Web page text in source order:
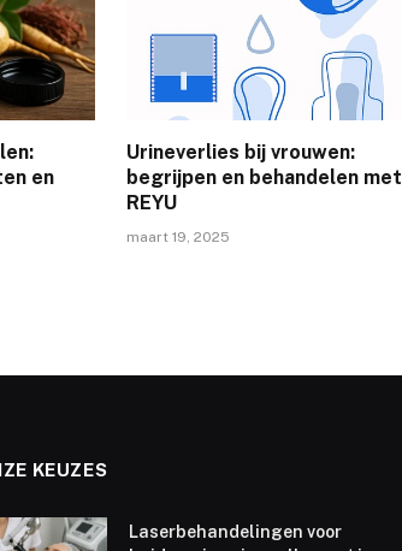
en
Urineverlies bij vrouwen:
begrijpen en behandelen met
REYU
maart 19, 2025
KEUZES
Laserbehandelingen voor